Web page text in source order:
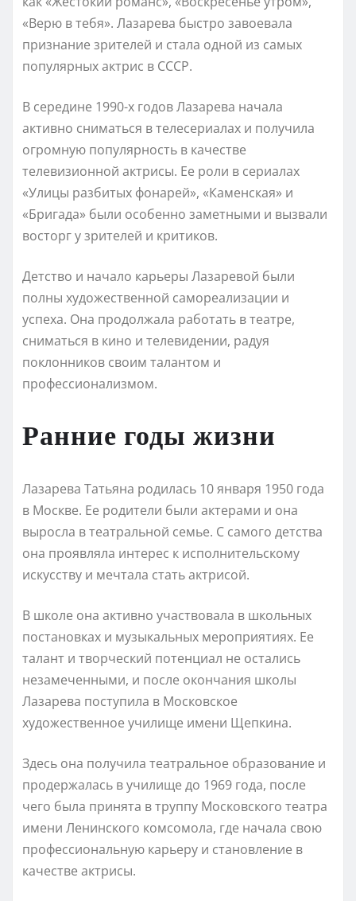
«Верю в тебя». Лазарева быстро завоевала
признание зрителей и стала одной из самых
популярных актрис в СССР.
В середине 1990-х годов Лазарева начала
активно сниматься в телесериалах и получила
огромную популярность в качестве
телевизионной актрисы. Ее роли в сериалах
«Улицы разбитых фонарей», «Каменская» и
«Бригада» были особенно заметными и вызвали
восторг у зрителей и критиков.
Детство и начало карьеры Лазаревой были
полны художественной самореализации и
успеха. Она продолжала работать в театре,
сниматься в кино и телевидении, радуя
поклонников своим талантом и
профессионализмом.
Ранние годы жизни
Лазарева Татьяна родилась 10 января 1950 года
в Москве. Ее родители были актерами и она
выросла в театральной семье. С самого детства
она проявляла интерес к исполнительскому
искусству и мечтала стать актрисой.
В школе она активно участвовала в школьных
постановках и музыкальных мероприятиях. Ее
талант и творческий потенциал не остались
незамеченными, и после окончания школы
Лазарева поступила в Московское
художественное училище имени Щепкина.
Здесь она получила театральное образование и
продержалась в училище до 1969 года, после
чего была принята в труппу Московского театра
имени Ленинского комсомола, где начала свою
профессиональную карьеру и становление в
качестве актрисы.